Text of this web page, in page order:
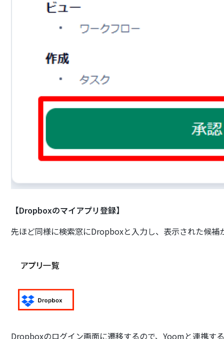
【Dropboxのマイアプリ登録】
先ほど同様に検索窓にDropboxと入力し、表示された候補
Dropboxのログイン画面に遷移するので、Yoomと連携す